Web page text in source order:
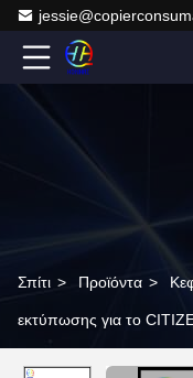
Σπίτι > Προϊόντα >
εκτύπωσης για το